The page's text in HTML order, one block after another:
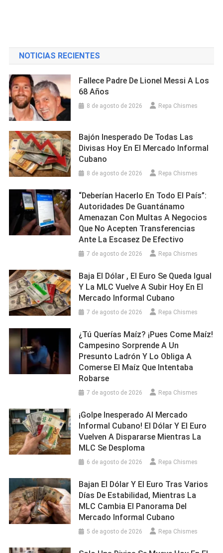
NOTICIAS RECIENTES
Fallece Padre De Lionel Messi A Los
68 Años
8 de agosto de 2026 Repa Chismes
Bajón Inesperado De Todas Las
Divisas Hoy En El Mercado Informal
Cubano
8 de agosto de 2026 Repa Chismes
“Deberían Hacerlo En Todo El País”:
Autoridades De Guantánamo
Amenazan Con Multas A Negocios
Que No Acepten Transferencias
Ante La Escasez De Efectivo
7 de agosto de 2026 Repa Chismes
Baja El Dólar , El Euro Se Queda Igual
Y La MLC Vuelve A Subir Hoy En El
Mercado Informal Cubano
7 de agosto de 2026 Repa Chismes
¿Tú Querías Maíz? ¡Pues Come Maíz!
Campesino Sorprende A Un
Presunto Ladrón Y Lo Obliga A
Comerse El Maíz Que Intentaba
Robarse
7 de agosto de 2026 Repa Chismes
¡Golpe Inesperado Al Mercado
Informal Cubano! El Dólar Y El Euro
Vuelven A Dispararse Mientras La
MLC Se Desploma
6 de agosto de 2026 Repa Chismes
Bajan El Dólar Y El Euro Tras Varios
Días De Estabilidad, Mientras La
MLC Cambia El Panorama Del
Mercado Informal Cubano
5 de agosto de 2026 Repa Chismes